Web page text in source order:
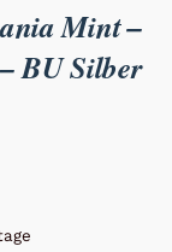
Mint –
BU Silber